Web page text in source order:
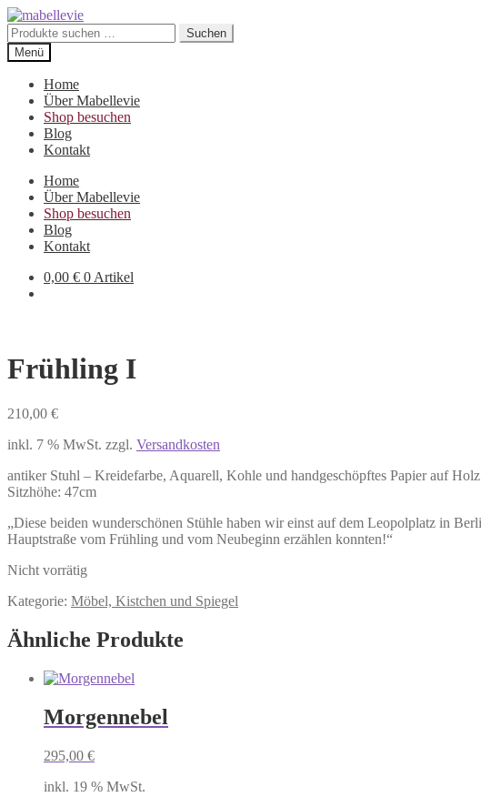
Zur
Navigation
springen
Zum
Inhalt
springen
Suchen
nach:
Suchen
Menü
Home
Über Mabellevie
Shop besuchen
Blog
Kontakt
Home
Über Mabellevie
Shop besuchen
Blog
Kontakt
0,00 € 0 Artikel
Frühling I
210,00 €
inkl. 7 % MwSt. zzgl. Versandkosten
antiker Stuhl – Kreidefarbe, Aquarell, Kohle und handgeschöpftes Papier auf Holz
Sitzhöhe: 47cm
„Diese beiden wunderschönen Stühle haben wir einst auf dem Leopolplatz in
Hauptstraße vom Frühling und vom Neubeginn erzählen konnten!“
Nicht vorrätig
Kategorie: Möbel, Kistchen und Spiegel
Ähnliche Produkte
Morgennebel
295,00 €
inkl. 19 % MwSt.